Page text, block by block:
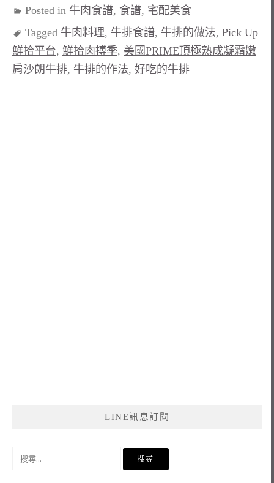
Posted in 牛肉食譜, 食譜, 宅配美食
Tagged 牛肉料理, 牛排食譜, 牛排的做法, Pick Up
鮮拾平台, 鮮拾肉搏季, 美國PRIME頂極熟成凝霜嫩
肩沙朗牛排, 牛排的作法, 好吃的牛排
LINE訊息訂閱